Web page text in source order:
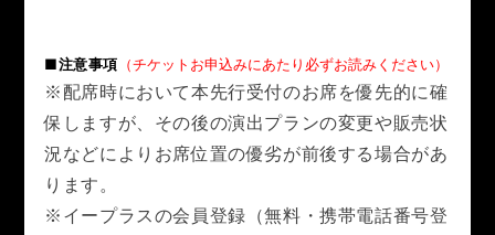
■注意事項 （チケットお申込みにあたり必ずお読みください）
※配席時において本先行受付のお席を優先的に確
保しますが、その後の演出プランの変更や販売状
況などによりお席位置の優劣が前後する場合があ
ります。
※イープラスの会員登録（無料・携帯電話番号登